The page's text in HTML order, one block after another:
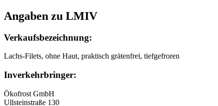
Angaben zu LMIV
Verkaufsbezeichnung:
Lachs-Filets, ohne Haut, praktisch grätenfrei, tiefgefroren
Inverkehrbringer:
Ökofrost GmbH
Ullsteinstraße 130